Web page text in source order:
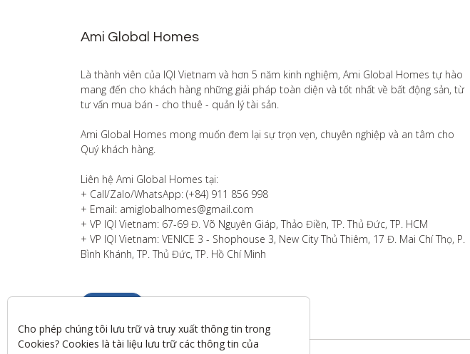
Ami Global Homes
Là thành viên của IQI Vietnam và hơn 5 năm kinh nghiệm, Ami Global Homes tự hào
mang đến cho khách hàng những giải pháp toàn diện và tốt nhất về bất động sản, từ
tư vấn mua bán - cho thuê - quản lý tài sản.
Ami Global Homes mong muốn đem lại sự trọn vẹn, chuyên nghiệp và an tâm cho
Quý khách hàng.
Liên hệ Ami Global Homes tại:
+ Call/Zalo/WhatsApp: (+84) 911 856 998
+ Email: amiglobalhomes@gmail.com
+ VP IQI Vietnam: 67-69 Đ. Võ Nguyên Giáp, Thảo Điền, TP. Thủ Đức, TP. HCM
+ VP IQI Vietnam: VENICE 3 - Shophouse 3, New City Thủ Thiêm, 17 Đ. Mai Chí Thọ, P.
Bình Khánh, TP. Thủ Đức, TP. Hồ Chí Minh
Cho phép chúng tôi lưu trữ và truy xuất thông tin trong
Cookies? Cookies là tài liệu lưu trữ các thông tin của